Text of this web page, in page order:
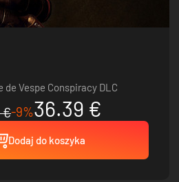
de Vespe Conspiracy DLC
€-9%36.39 €
Dodaj do koszyka